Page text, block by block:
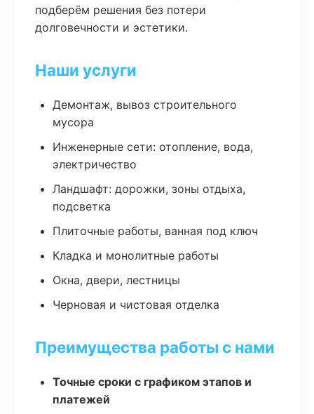
подберём решения без потери
долговечности и эстетики.
Наши услуги
Демонтаж, вывоз строительного
мусора
Инженерные сети: отопление, вода,
электричество
Ландшафт: дорожки, зоны отдыха,
подсветка
Плиточные работы, ванная под ключ
Кладка и монолитные работы
Окна, двери, лестницы
Черновая и чистовая отделка
Преимущества работы с нами
Точные сроки с графиком этапов и
платежей